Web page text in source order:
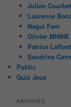
Julien Courbet
Laurence
Nagui Fam
Olivier MINNE
Patrice Laffont
Sandrine
Public
Quiz Jeux
ARCHIVES